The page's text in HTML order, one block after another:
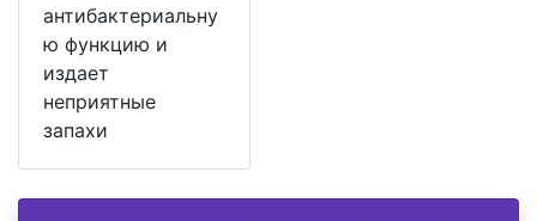
антибактериальну
ю функцию и
издает
неприятные
запахи